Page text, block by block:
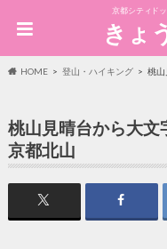
京都シティド
きょ
HOME 登山・ハイキング 桃山
桃山見晴台から大文
京都北山